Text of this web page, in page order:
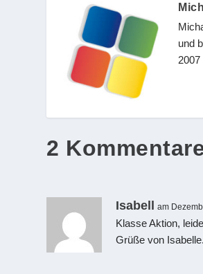
und
2
Isabell am
Klasse Aktion,
Grüße von Isabelle.